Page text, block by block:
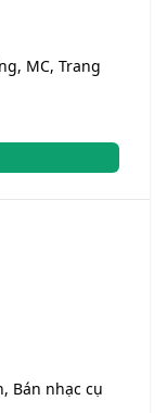
MC, Trang
Bán nhạc cụ